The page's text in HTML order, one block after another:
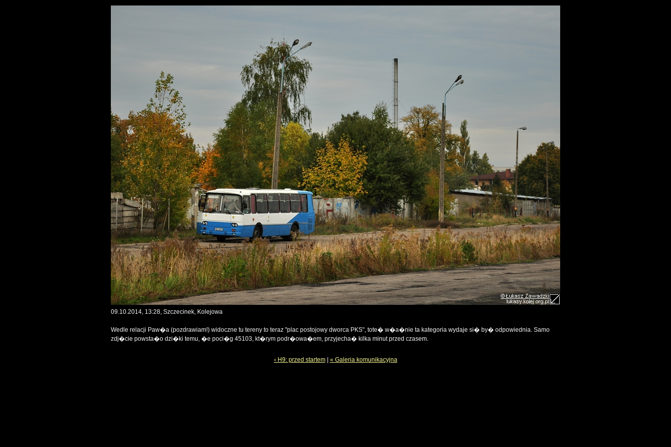
09.10.2014, 13:28, Szczecinek, Kolejowa
Wedle relacji Paw�a (pozdrawiam!) widoczne tu tereny to teraz "plac postojowy dworca PKS", tote� w�a�nie ta kategoria wydaje si� by� odpowiednia. Samo
zdj�cie powsta�o dzi�ki temu, �e poci�g 45103, kt�rym podr�owa�em, przyjecha� kilka minut przed czasem.
‹ H9: przed startem| « Galeria komunikacyjna